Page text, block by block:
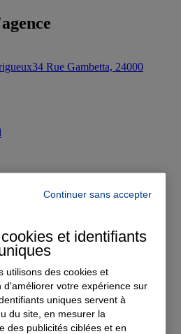
34 Rue Gambetta, 24000
Continuer sans accepter
et identifiants
utilisons des cookies et
d'améliorer votre expérience sur
uniques servent à
du site, en mesurer la
des publicités ciblées et en